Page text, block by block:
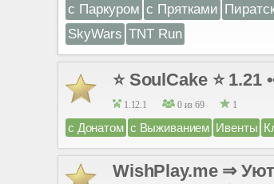
с Паркуром с Прятками
SkyWars TNT Run
⭐ SoulCake ⭐ 1.21
1.12.1 0 из 69 1
с Донатом с Выживанием Ивенты
WishPlay.me ⇒